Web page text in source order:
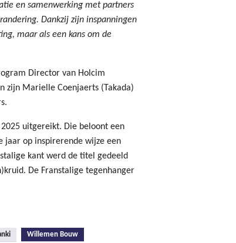
en samenwerking met partners
Dankzij zijn inspanningen
maar als een kans om de
Director van Holcim
zijn Marielle Coenjaerts (Takada)
uitgereikt. Die beloont een
jaar op inspirerende wijze een
kant werd de titel gedeeld
De Franstalige tegenhanger
Willemen Bouw